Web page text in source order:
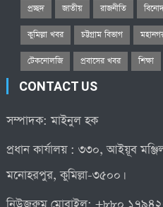
প্রচ্ছদ জাতীয় রাজনীতি
কুমিল্লা খবর চট্টগ্রাম বিভাগ
টেকনোলজি প্রবাসের খবর শিক্ষা
CONTACT US
সম্পাদক: মাইনুল হক
প্রধান কার্যালয় : ৩৩০, আইয়ূব
মনোহরপুর, কুমিল্লা-৩৫০০।